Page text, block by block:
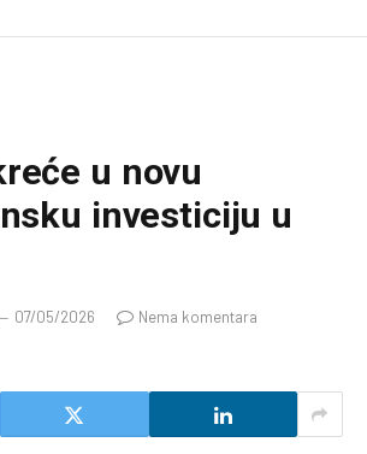
u novu
investiciju u
07/05/2026
Nema komentara